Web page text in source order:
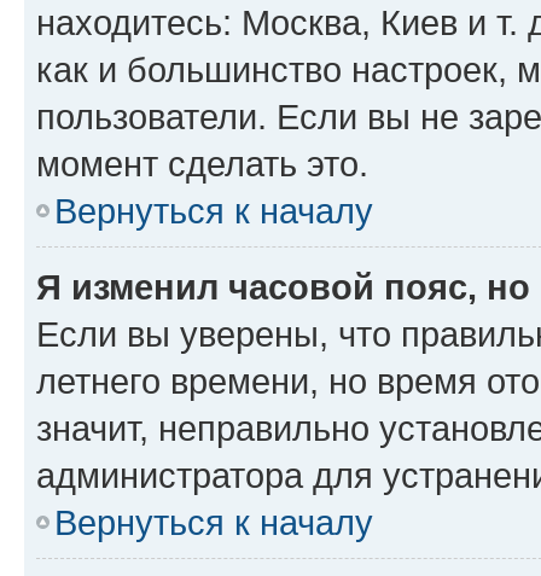
находитесь: Москва, Киев и т.
как и большинство настроек,
пользователи. Если вы не
момент сделать это.
Вернуться к началу
Я изменил часовой пояс,
Если вы уверены, что
летнего времени, но время
значит, неправильно
администратора для
Вернуться к началу